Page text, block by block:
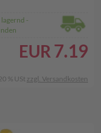
-
EUR 7.19
% USt zzgl. Versandkosten